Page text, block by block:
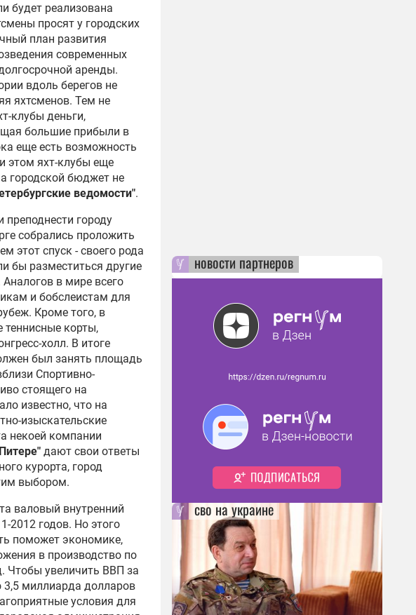
будет реализована
просят у городских
план развития
современных
аренды.
вдоль берегов не
яхтсменов. Тем не
клубы деньги,
большие прибыли в
еще есть возможность
этом яхт-клубы еще
городской бюджет не
ведомости".
городу
собрались проложить
этот спуск - своего рода
бы разместиться другие
в мире всего
и бобслеистам для
Кроме того, в
корты,
холл. В итоге
был занять площадь
Спортивно-
стоящего на
известно, что на
изыскательские
некоей компании
дают свои ответы
курорта, город
выбором.
валовый внутренний
2012 годов. Но этого
поможет экономике,
в производство по
Чтобы увеличить ВВП за
3,5 миллиарда долларов
условия для
новости партнеров
сво на украине